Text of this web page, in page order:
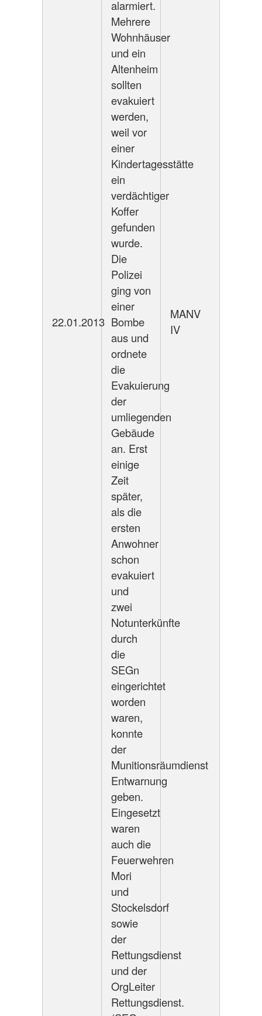
22.01.2013
alarmiert.
Mehrere
Wohnhäuser
und ein
Altenheim
sollten
evakuiert
werden,
weil vor
einer
Kindertagesstätte
ein
verdächtiger
Koffer
gefunden
wurde.
Die
Polizei
ging von
einer
Bombe
aus und
ordnete
die
Evakuierung
der
umliegenden
Gebäude
an. Erst
einige
Zeit
später,
als die
ersten
Anwohner
schon
evakuiert
und
zwei
Notunterkünfte
durch
die
SEGn
eingerichtet
worden
waren,
konnte
der
Munitionsräumdienst
Entwarnung
geben.
Eingesetzt
waren
auch die
Feuerwehren
Mori
und
Stockelsdorf
sowie
der
Rettungsdienst
und der
OrgLeiter
Rettungsdienst.
MANV
IV